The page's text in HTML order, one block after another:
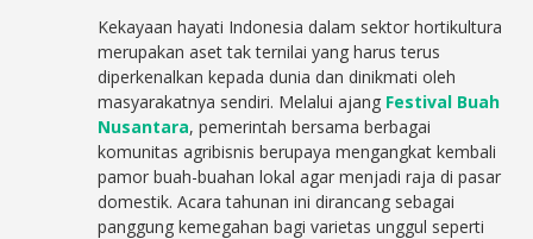
Kekayaan hayati Indonesia dalam sektor hortikultura
merupakan aset tak ternilai yang harus terus
diperkenalkan kepada dunia dan dinikmati oleh
masyarakatnya sendiri. Melalui ajang Festival Buah
Nusantara, pemerintah bersama berbagai
komunitas agribisnis berupaya mengangkat kembali
pamor buah-buahan lokal agar menjadi raja di pasar
domestik. Acara tahunan ini dirancang sebagai
panggung kemegahan bagi varietas unggul seperti